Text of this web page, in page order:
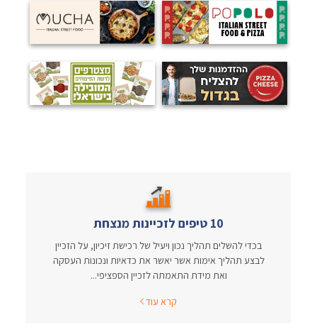
10 טיפים לזכיינות מנצחת
בכדי להשלים תהליך נכון ויעיל של רכישת זיכיון, על הזכיין
לבצע תהליך אימות אשר יאשר את כדאיות ונכונות העסקה
ואת מידת התאמתה לזכיין הספציפי...
קרא עוד